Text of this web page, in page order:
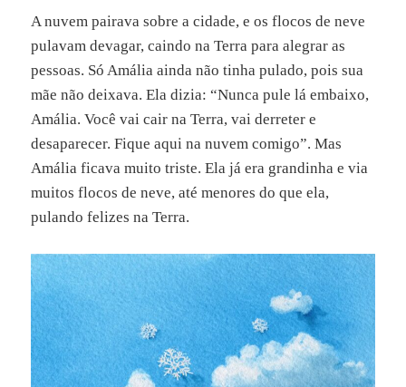
A nuvem pairava sobre a cidade, e os flocos de neve
pulavam devagar, caindo na Terra para alegrar as
pessoas. Só Amália ainda não tinha pulado, pois sua
mãe não deixava. Ela dizia: “Nunca pule lá embaixo,
Amália. Você vai cair na Terra, vai derreter e
desaparecer. Fique aqui na nuvem comigo”. Mas
Amália ficava muito triste. Ela já era grandinha e via
muitos flocos de neve, até menores do que ela,
pulando felizes na Terra.